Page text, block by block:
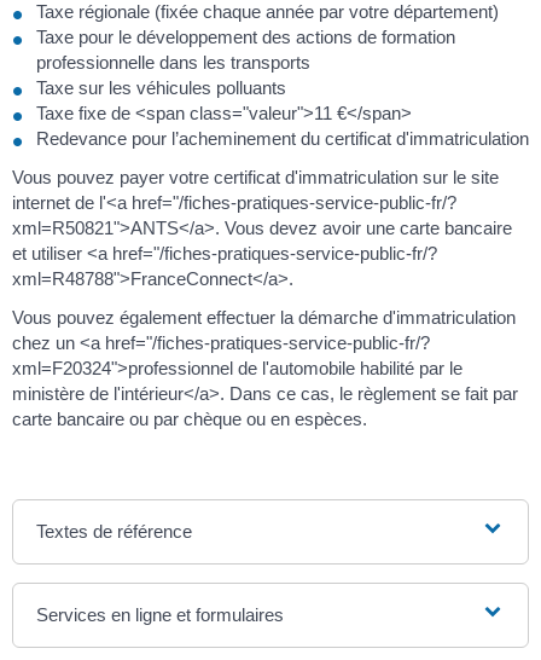
Taxe régionale (fixée chaque année par votre département)
Taxe pour le développement des actions de formation
professionnelle dans les transports
Taxe sur les véhicules polluants
Taxe fixe de <span class="valeur">11 €</span>
Redevance pour l’acheminement du certificat d'immatriculation
Vous pouvez payer votre certificat d'immatriculation sur le site
internet de l'<a href="/fiches-pratiques-service-public-fr/?
xml=R50821">ANTS</a>. Vous devez avoir une carte bancaire
et utiliser <a href="/fiches-pratiques-service-public-fr/?
xml=R48788">FranceConnect</a>.
Vous pouvez également effectuer la démarche d'immatriculation
chez un <a href="/fiches-pratiques-service-public-fr/?
xml=F20324">professionnel de l'automobile habilité par le
ministère de l'intérieur</a>. Dans ce cas, le règlement se fait par
carte bancaire ou par chèque ou en espèces.
Textes de référence
Services en ligne et formulaires